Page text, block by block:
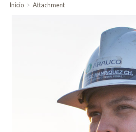
Inicio Attachment